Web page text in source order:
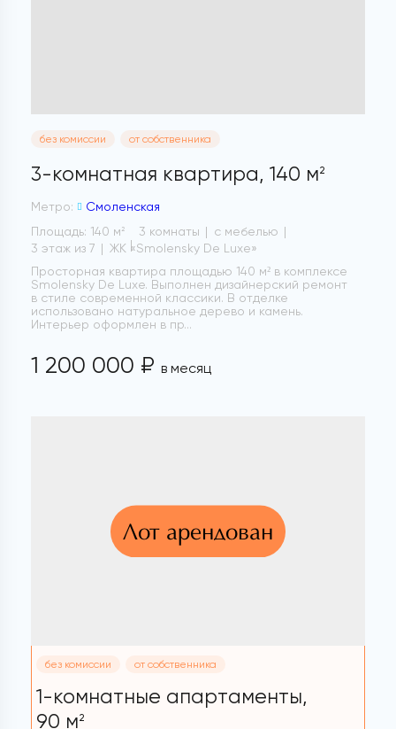
без комиссии от собственника
3-комнатная квартира, 140 м2
Метро:
Смоленская
Площадь: 140 м 2 3 комнаты
с мебелью
3 этаж из 7
ЖК «Smolensky De Luxe»
Просторная квартира площадью 140 м² в комплексе
Smolensky De Luxe. Выполнен дизайнерский ремонт
в стиле современной классики. В отделке
использовано натуральное дерево и камень.
Интерьер оформлен в пр...
1 200 000 ₽ в месяц
Лот арендован
без комиссии от собственника
1-комнатные апартаменты,
90 м2